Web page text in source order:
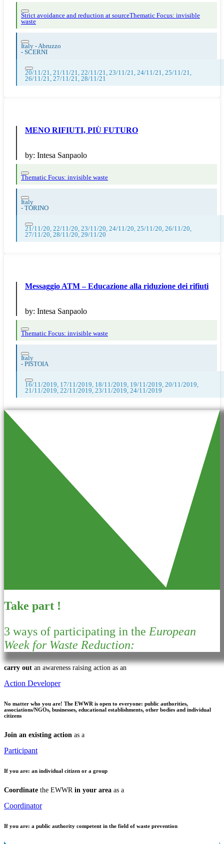
Strict avoidance and reduction at sourceThematic Focus: invisible
waste
Italy - Abruzzo
- SCERNI
20/11/21, 21/11/21, 22/11/21, 23/11/21, 24/11/21, 25/11/21,
26/11/21, 27/11/21, 28/11/21
MENO RIFIUTI, PIÙ FUTURO
by: Intesa Sanpaolo
Thematic Focus: invisible waste
Italy
- TORINO
21/11/20, 22/11/20, 23/11/20, 24/11/20, 25/11/20, 26/11/20,
27/11/20, 28/11/20, 29/11/20
Messaggio ATM – Educazione alla riduzione dei rifiuti
by: Intesa Sanpaolo
Thematic Focus: invisible waste
Italy
- PISTOIA
16/11/2019, 17/11/2019, 18/11/2019, 19/11/2019, 20/11/2019,
21/11/2019, 22/11/2019, 23/11/2019, 24/11/2019
Take part !
3 ways of participating in theEuropean
Week for Waste Reduction:
carry out an awareness raising action as an
Action Developer
No matter who you are! The EWWR is open to everyone: public authorities,
associations/NGOs, businesses, educational establishments, other bodies and individual
citizens
Join an existing action as a
Participant
If you are: an individual citizen or a group
Coordinate the EWWR in your area as a
Coordinator
If you are: a public authority competent in the field of waste prevention